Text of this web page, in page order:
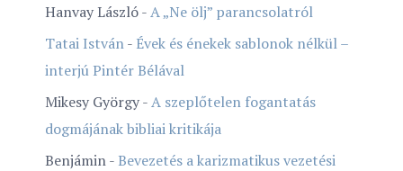
Hanvay László-A „Ne ölj” parancsolatról
Tatai István- Évek és énekek sablonok nélkül –
interjú Pintér Bélával
Mikesy György-A szeplőtelen fogantatás
dogmájának bibliai kritikája
Benjámin-Bevezetés a karizmatikus vezetési